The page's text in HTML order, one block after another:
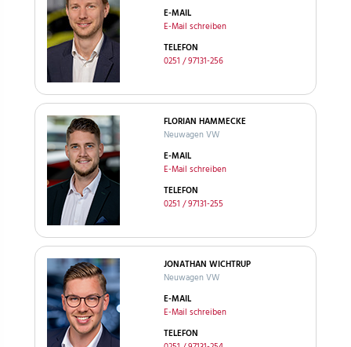
E-MAIL
E-Mail schreiben
TELEFON
0251 / 97131-256
FLORIAN HAMMECKE
Neuwagen VW
E-MAIL
E-Mail schreiben
TELEFON
0251 / 97131-255
JONATHAN WICHTRUP
Neuwagen VW
E-MAIL
E-Mail schreiben
TELEFON